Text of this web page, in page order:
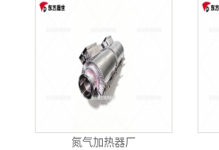
氮气加热器厂